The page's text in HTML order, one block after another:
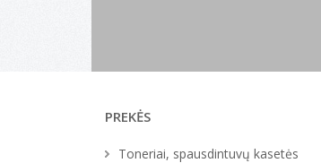
PREKĖS
Toneriai, spausdintuvų kasetės